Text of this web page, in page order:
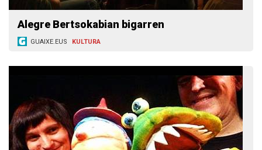
Alegre Bertsokabian bigarren
GUAIXE.EUS KULTURA